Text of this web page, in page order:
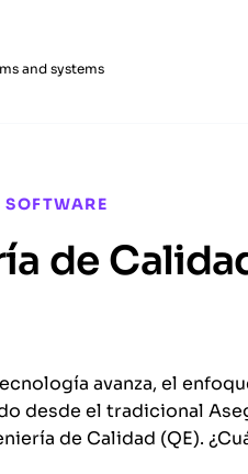
and systems
de
avanza, el
desde el tradicional
de Calidad (QE).